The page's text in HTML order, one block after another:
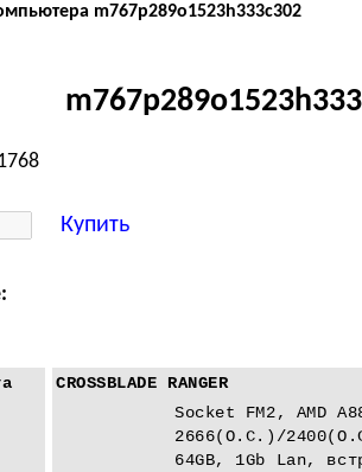
m767p289o1523h333c302
Купить
CROSSBLADE RANGER
Socket FM2, AMD
2666(O.C.)/
64GB, 1Gb Lan,